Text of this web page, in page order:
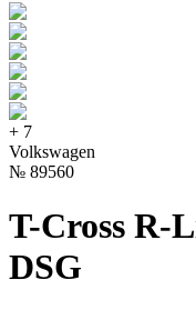
+ 7
Volkswagen
№ 89560
T-Cross R-
DSG